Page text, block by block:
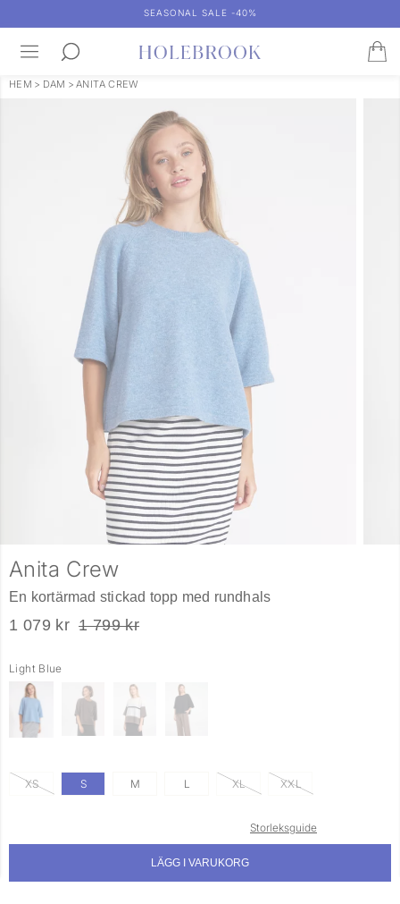
SEASONAL SALE -40%
HEM > DAM > ANITA CREW
Anita Crew
En kortärmad stickad topp med rundhals
1 079 kr 1 799 kr
Light Blue
XS S M L XL XXL
Storleksguide
LÄGG I VARUKORG